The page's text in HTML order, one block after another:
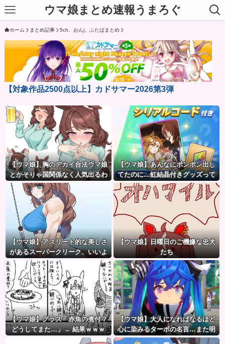
ウマ娘まとめ速報うまろぐ
ホーム まとめ記事 5ch、おんj、ふたばまとめ
【対象作品2500点以上】カドサマー2026第3弾
【ウマ娘】胸のデカイ合法ウマ娘
とかそりゃ国関係なく人気出るわ
な
【ウマ娘】あんなにポンポン出し
てたのに…虹結晶付きグッズって
もう出さないのかな？
【ウマ娘】アスリート的な美しさ
があるスーパークリーク、いいよ
ね…
【ウマ娘】日曜日のご機嫌な忠犬
たち
【ウマ娘】グラス「赤魚の煮付？
どうしてまた…」→ 結果ｗｗｗ
【ウマ娘】大人になればなるほど
心に染みるターボの名言…また明
日も遊ぼうな…